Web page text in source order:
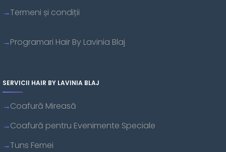
Termeni și condiții
Programari Hair By Lavinia Blaj
SERVICII HAIR BY LAVINIA BLAJ
Coafură Mireasă
Coafură pentru Evenimente Speciale
Tuns Femei